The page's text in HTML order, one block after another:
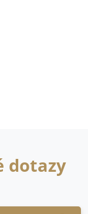
dotazy